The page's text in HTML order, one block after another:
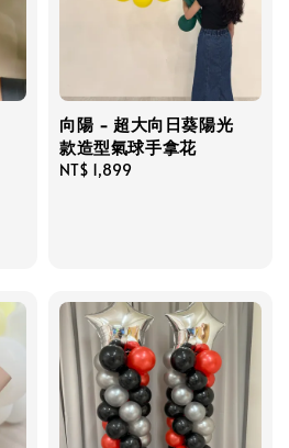
向陽 - 超大向日葵陽光
款造型氣球手拿花
Regular
NT$ 1,899